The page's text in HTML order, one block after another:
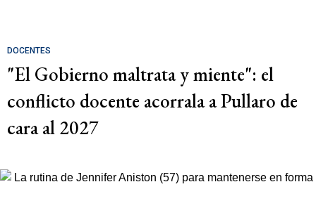
DOCENTES
"El Gobierno maltrata y miente": el
conflicto docente acorrala a Pullaro de
cara al 2027